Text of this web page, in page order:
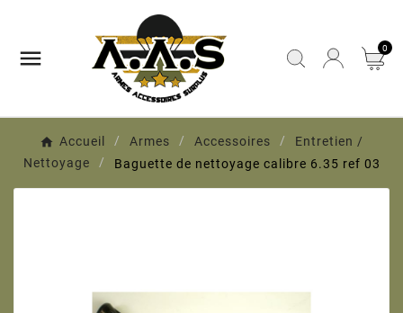
 0
Accueil Armes Accessoires
Entretien /
Nettoyage
Baguette de nettoyage calibre 6.35 ref 03